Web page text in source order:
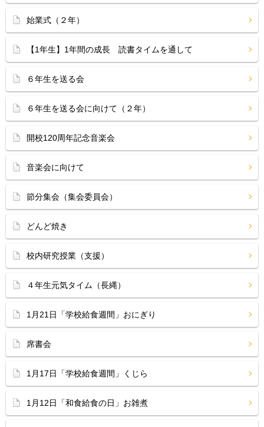
始業式（２年）
【1年生】1年間の成長 読書タイムを通して
６年生を送る会
６年生を送る会に向けて（２年）
開校120周年記念音楽会
音楽会に向けて
節分集会（集会委員会）
どんど焼き
校内研究授業（支援）
４年生元気タイム（長縄）
1月21日「学校給食週間」おにぎり
席書会
1月17日「学校給食週間」くじら
1月12日「和食給食の日」お雑煮